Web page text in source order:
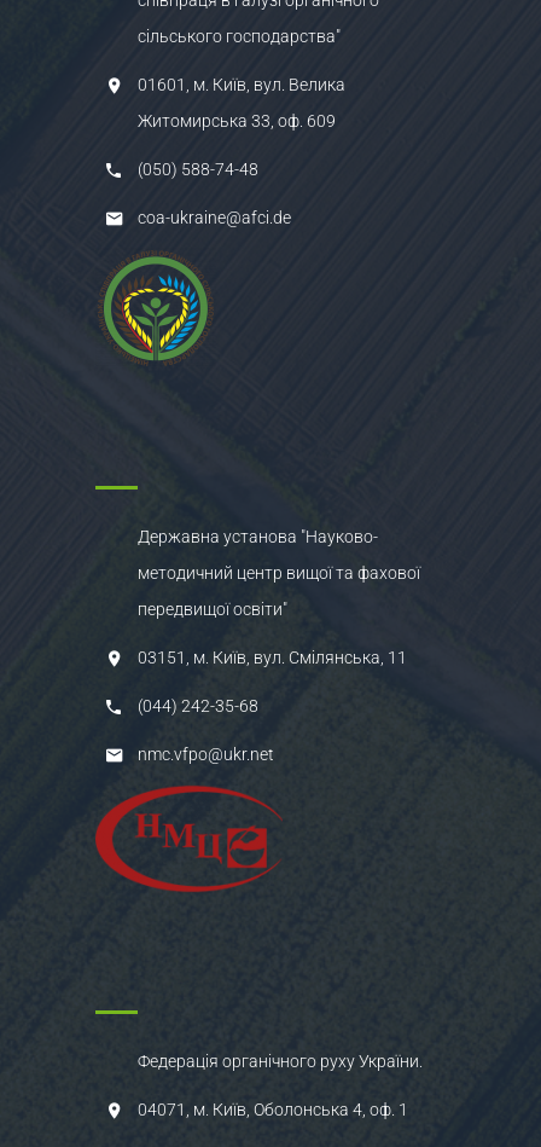
сільського господарства"
01601, м. Київ, вул. Велика
Житомирська 33, оф. 609
(050) 588-74-48
coa-ukraine@afci.de
Державна установа "Науково-
методичний центр вищої та фахової
передвищої освіти"
03151, м. Київ, вул. Смілянська, 11
(044) 242-35-68
nmc.vfpo@ukr.net
Федерація органічного руху України.
04071, м. Київ, Оболонська 4, оф. 1